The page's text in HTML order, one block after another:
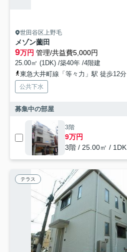
世田谷区上野毛
メゾン薗田
9万円 管理/共益費5,000円
25.00㎡ (1DK) /築40年 /4階建
東急大井町線「等々力」駅 徒歩12分
公共下水
募集中の部屋
3階
9万円
3階 / 25.00㎡ / 1DK
テラス